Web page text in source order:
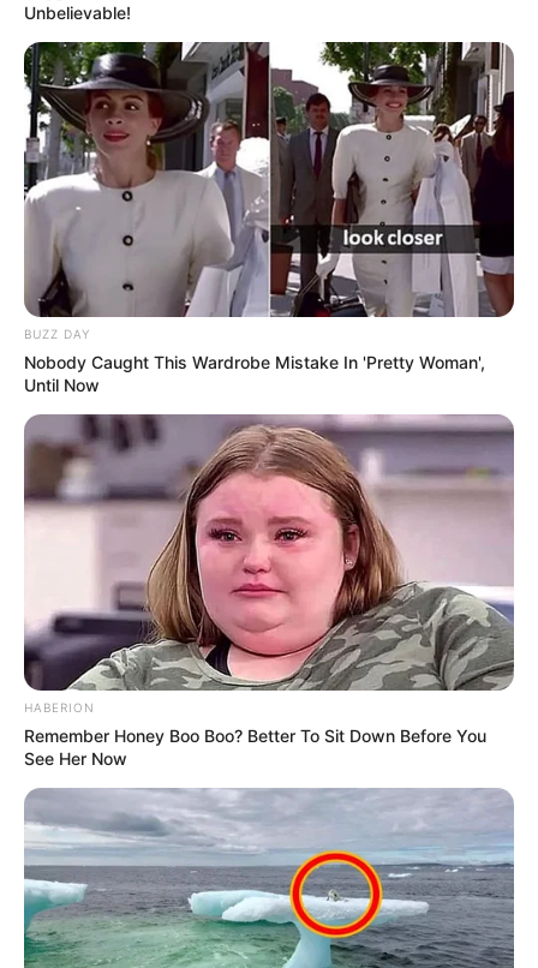
Unbelievable!
BUZZ DAY
Nobody Caught This Wardrobe Mistake In 'Pretty Woman',
Until Now
HABERION
Remember Honey Boo Boo? Better To Sit Down Before You
See Her Now